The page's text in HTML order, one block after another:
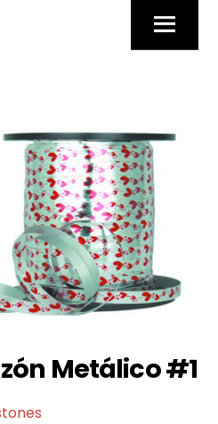
Menu
Metálico #1